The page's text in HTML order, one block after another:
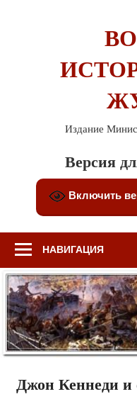
Издание
Версия
Включить
НАВИГАЦИЯ
Джон Кеннеди